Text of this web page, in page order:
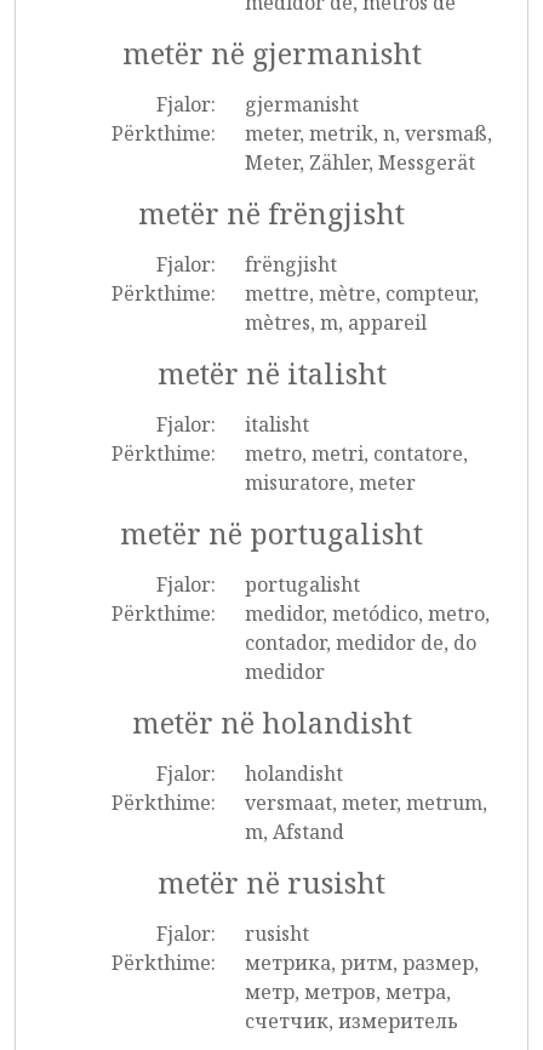
metër në gjermanisht
Fjalor:
gjermanisht
Përkthime:
meter, metrik, n, versmaß,
Meter, Zähler, Messgerät
metër në frëngjisht
Fjalor:
frëngjisht
Përkthime:
mettre, mètre, compteur,
mètres, m, appareil
metër në italisht
Fjalor:
italisht
Përkthime:
metro, metri, contatore,
misuratore, meter
metër në portugalisht
Fjalor:
portugalisht
Përkthime:
medidor, metódico, metro,
contador, medidor de, do
medidor
metër në holandisht
Fjalor:
holandisht
Përkthime:
versmaat, meter, metrum,
m, Afstand
metër në rusisht
Fjalor:
rusisht
Përkthime:
метрика, ритм, размер,
метр, метров, метра,
счетчик, измеритель